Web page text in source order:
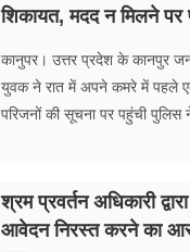
शिकायत, मदद न मिलने पर
कानुपर। उत्तर प्रदेश के कानपुर
युवक ने रात में अपने कमरे में पहले
परिजनों की सूचना पर पहुंची
श्रम प्रवर्तन अधिकारी
आवेदन निरस्त करने का